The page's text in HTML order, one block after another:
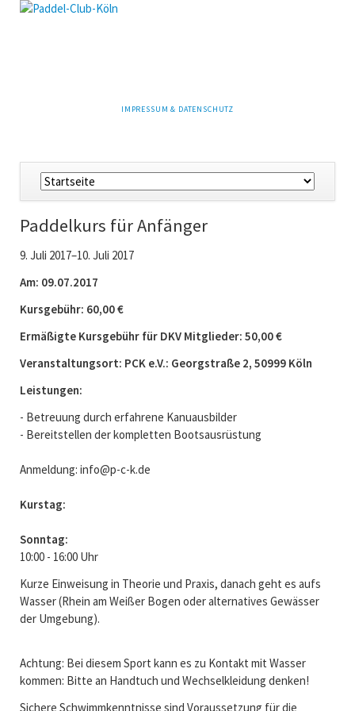
NAVIGATION
IMPRESSUM & DATENSCHUTZ
Navigation
überspringen
Paddelkurs für Anfänger
9. Juli 2017–10. Juli 2017
Am: 09.07.2017
Kursgebühr: 60,00 €
Ermäßigte Kursgebühr für DKV Mitglieder: 50,00 €
Veranstaltungsort: PCK e.V.: Georgstraße 2, 50999 Köln
Leistungen:
- Betreuung durch erfahrene Kanuausbilder
- Bereitstellen der kompletten Bootsausrüstung
Anmeldung: info@p-c-k.de
Kurstag:
Sonntag:
10:00 - 16:00 Uhr
Kurze Einweisung in Theorie und Praxis, danach geht es aufs
Wasser (Rhein am Weißer Bogen oder alternatives Gewässer
der Umgebung).
Achtung: Bei diesem Sport kann es zu Kontakt mit Wasser
kommen: Bitte an Handtuch und Wechselkleidung denken!
Sichere Schwimmkenntnisse sind Voraussetzung für die